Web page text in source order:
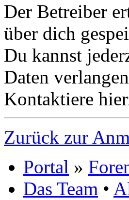
Der Betreiber
über dich
Du kannst
Daten
Kontaktiere
Zurück zur
Portal »
Das Team •